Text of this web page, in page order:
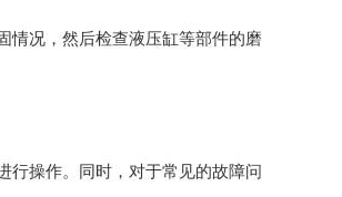
情况，然后检查液压缸等部件的磨
行操作。同时，对于常见的故障问